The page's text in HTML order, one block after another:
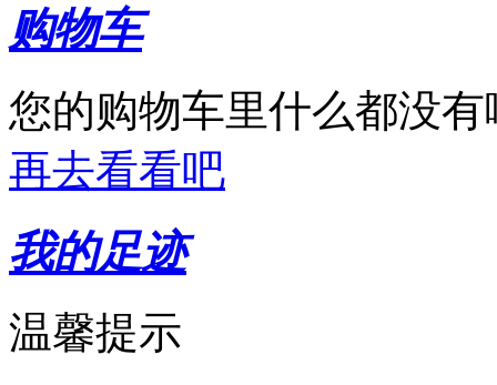
购物车
您的购物车里什么都没有
再去看看吧
我的足迹
温馨提示